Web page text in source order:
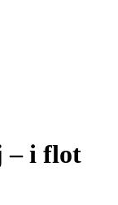
– i flot